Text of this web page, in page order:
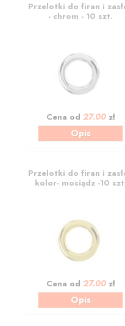
Przelotki do firan i
- chrom - 10 szt.
Cena od 27.00zł
Opis
Przelotki do firan i
kolor- mosiądz -10
Cena od 27.00zł
Opis